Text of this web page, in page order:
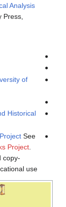
Analysis
of
Historical
See
Project
copy-
use